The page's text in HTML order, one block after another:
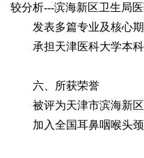
较分析---滨海新区卫生局
发表多篇专业及核心期
承担天津医科大学本科
六、所获荣誉
被评为天津市滨海新区
加入全国耳鼻咽喉头颈